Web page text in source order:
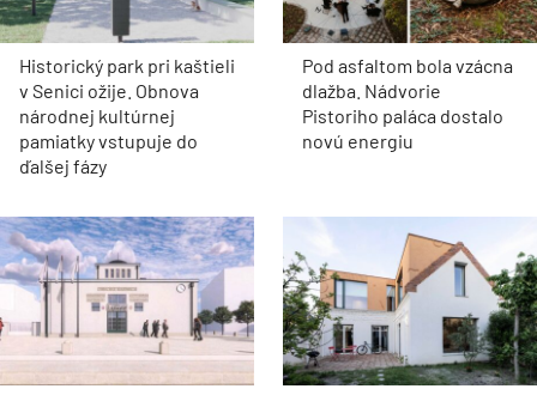
Historický park pri kaštieli
v Senici ožije. Obnova
národnej kultúrnej
pamiatky vstupuje do
ďalšej fázy
Pod asfaltom bola vzácna
dlažba. Nádvorie
Pistoriho paláca dostalo
novú energiu